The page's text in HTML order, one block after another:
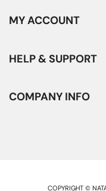
MY ACCOUNT
HELP & SUPPORT
COMPANY INFO
COPYRIGHT ©